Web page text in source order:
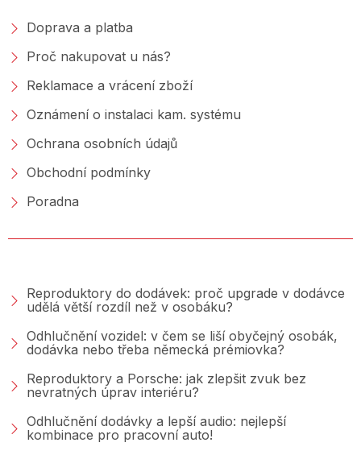
Doprava a platba
Proč nakupovat u nás?
Reklamace a vrácení zboží
Oznámení o instalaci kam. systému
Ochrana osobních údajů
Obchodní podmínky
Poradna
Reproduktory do dodávek: proč upgrade v dodávce
udělá větší rozdíl než v osobáku?
Odhlučnění vozidel: v čem se liší obyčejný osobák,
dodávka nebo třeba německá prémiovka?
Reproduktory a Porsche: jak zlepšit zvuk bez
nevratných úprav interiéru?
Odhlučnění dodávky a lepší audio: nejlepší
kombinace pro pracovní auto!